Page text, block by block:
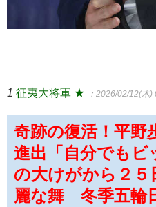
1 征夷大将軍 ★ ：2026/02/12(木
奇跡の復活！平野
進出「自分でもビ
の大けがから２５
麗な舞 冬季五輪